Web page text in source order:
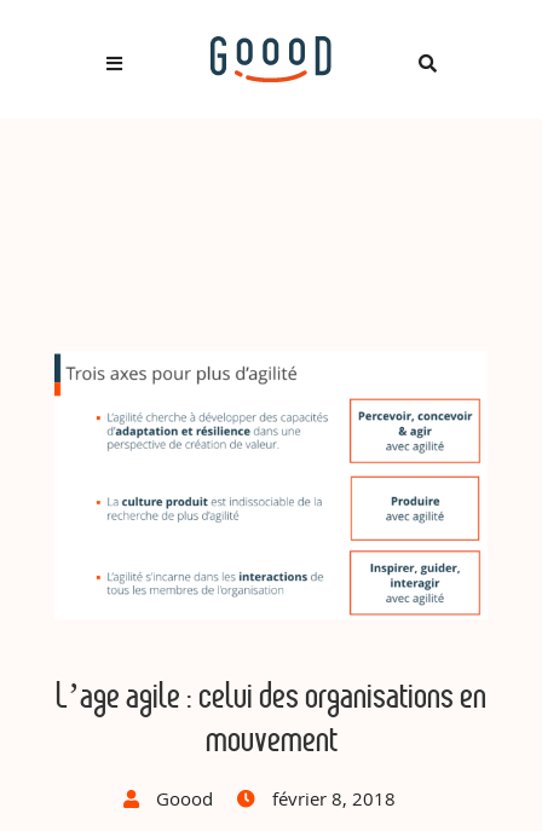
L’age agile : celui des organisations en
mouvement
Goood février 8, 2018